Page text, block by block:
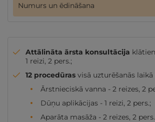
Numurs un ēdināšana
Attālināta ārsta konsultācija
1 reizi, 2 pers.;
12 procedūras visā uzturēšanās laikā
Ārstnieciskā vanna - 2 reizes, 2
Dūņu aplikācijas - 1 reizi, 2 pers.;
Aparāta masāža - 2 reizes, 2